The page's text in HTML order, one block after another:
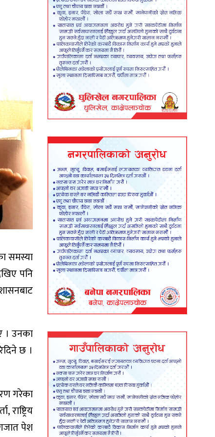
समस्या
पनि
। उनका
छ ।
गरेका
पेश